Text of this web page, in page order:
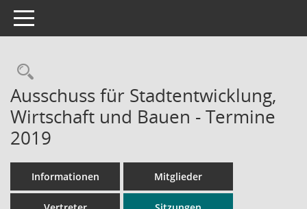
Toggle navigation
Rechercheauswahl
Ausschuss für Stadtentwicklung,
Wirtschaft und Bauen - Termine
2019
Informationen Mitglieder